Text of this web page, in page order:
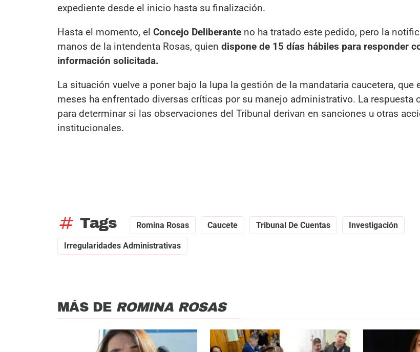
expediente desde el inicio hasta su finalización.
Hasta el momento, el Concejo Deliberante no ha tratado este pedido, pero la
manos de la intendenta Rosas, quien dispone de 15 días hábiles para responder
información solicitada.
La situación vuelve a poner bajo la lupa la gestión de la mandataria caucetera, que
meses ha enfrentado diversas críticas por su manejo administrativo. La respuesta
para determinar si las observaciones del Tribunal derivan en sanciones u otras
institucionales.
tag Tags Romina Rosas Caucete Tribunal De Cuentas Investigación
Irregularidades Administrativas
MÁS DE ROMINA ROSAS